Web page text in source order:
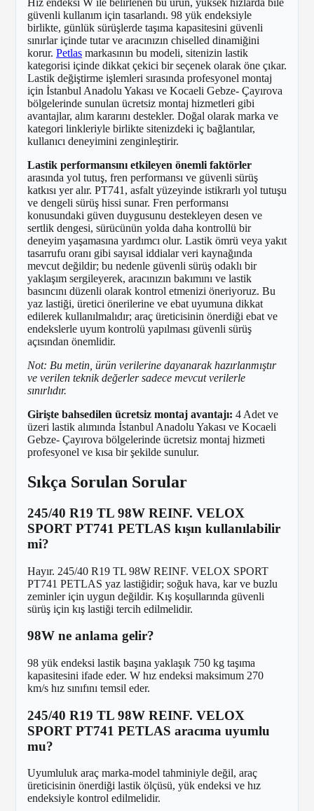
Hız endeksi W ile belirlenen bu ürün, yüksek hızlarda bile
güvenli kullanım için tasarlandı. 98 yük endeksiyle
birlikte, günlük sürüşlerde taşıma kapasitesini güvenli
sınırlar içinde tutar ve aracınızın chiselled dinamiğini
korur. Petlas markasının bu modeli, sitenizin lastik
kategorisi içinde dikkat çekici bir seçenek olarak öne çıkar.
Lastik değiştirme işlemleri sırasında profesyonel montaj
için İstanbul Anadolu Yakası ve Kocaeli Gebze- Çayırova
bölgelerinde sunulan ücretsiz montaj hizmetleri gibi
avantajlar, alım kararını destekler. Doğal olarak marka ve
kategori linkleriyle birlikte sitenizdeki iç bağlantılar,
kullanıcı deneyimini zenginleştirir.
Lastik performansını etkileyen önemli faktörler
arasında yol tutuş, fren performansı ve güvenli sürüş
katkısı yer alır. PT741, asfalt yüzeyinde istikrarlı yol tutuşu
ve dengeli sürüş hissi sunar. Fren performansı
konusundaki güven duygusunu destekleyen desen ve
sertlik dengesi, sürücünün yolda daha kontrollü bir
deneyim yaşamasına yardımcı olur. Lastik ömrü veya yakıt
tasarrufu oranı gibi sayısal iddialar veri kaynağında
mevcut değildir; bu nedenle güvenli sürüş odaklı bir
yaklaşım sergileyerek, aracınızın bakımını ve lastik
basıncını düzenli olarak kontrol etmenizi öneriyoruz. Bu
yaz lastiği, üretici önerilerine ve ebat uyumuna dikkat
edilerek kullanılmalıdır; araç üreticisinin önerdiği ebat ve
endekslerle uyum kontrolü yapılması güvenli sürüş
açısından önemlidir.
Not: Bu metin, ürün verilerine dayanarak hazırlanmıştır
ve verilen teknik değerler sadece mevcut verilerle
sınırlıdır.
Girişte bahsedilen ücretsiz montaj avantajı: 4 Adet ve
üzeri lastik alımında İstanbul Anadolu Yakası ve Kocaeli
Gebze- Çayırova bölgelerinde ücretsiz montaj hizmeti
profesyonel ve kısa bir şekilde sunulur.
Sıkça Sorulan Sorular
245/40 R19 TL 98W REINF. VELOX
SPORT PT741 PETLAS kışın kullanılabilir
mi?
Hayır. 245/40 R19 TL 98W REINF. VELOX SPORT
PT741 PETLAS yaz lastiğidir; soğuk hava, kar ve buzlu
zeminler için uygun değildir. Kış koşullarında güvenli
sürüş için kış lastiği tercih edilmelidir.
98W ne anlama gelir?
98 yük endeksi lastik başına yaklaşık 750 kg taşıma
kapasitesini ifade eder. W hız endeksi maksimum 270
km/s hız sınıfını temsil eder.
245/40 R19 TL 98W REINF. VELOX
SPORT PT741 PETLAS aracıma uyumlu
mu?
Uyumluluk araç marka-model tahminiyle değil, araç
üreticisinin önerdiği lastik ölçüsü, yük endeksi ve hız
endeksiyle kontrol edilmelidir.